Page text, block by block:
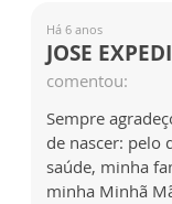
Há 6 anos
JOSE
comentou:
Sempre
de nascer: pelo
saúde, minha
minha Minhã